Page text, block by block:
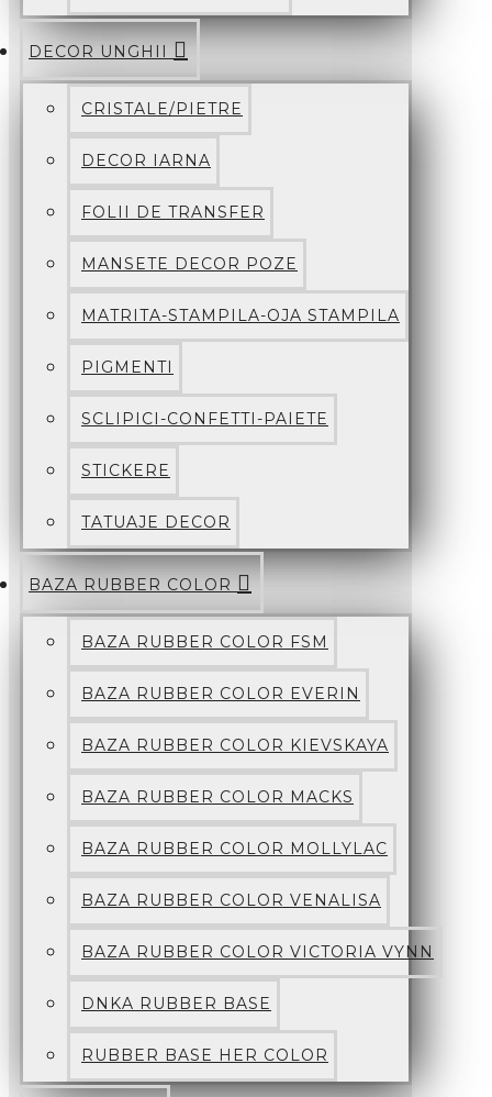
DECOR UNGHII
CRISTALE/PIETRE
DECOR IARNA
FOLII DE TRANSFER
MANSETE DECOR POZE
MATRITA-STAMPILA-OJA STAMPILA
PIGMENTI
SCLIPICI-CONFETTI-PAIETE
STICKERE
TATUAJE DECOR
BAZA RUBBER COLOR
BAZA RUBBER COLOR FSM
BAZA RUBBER COLOR EVERIN
BAZA RUBBER COLOR KIEVSKAYA
BAZA RUBBER COLOR MACKS
BAZA RUBBER COLOR MOLLYLAC
BAZA RUBBER COLOR VENALISA
BAZA RUBBER COLOR VICTORIA VYNN
DNKA RUBBER BASE
RUBBER BASE HER COLOR